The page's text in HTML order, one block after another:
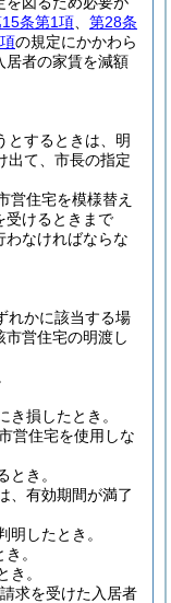
条第1項
第28条
の規定にかかわら
居者の家賃を減額
とするときは、明
出て、市長の指定
営住宅を模様替え
受けるときまで
わなければならな
れかに該当する場
営住宅の明渡し
き損したとき。
営住宅を使用しな
とき。
、有効期間が満了
明したとき。
。
き。
求を受けた入居者